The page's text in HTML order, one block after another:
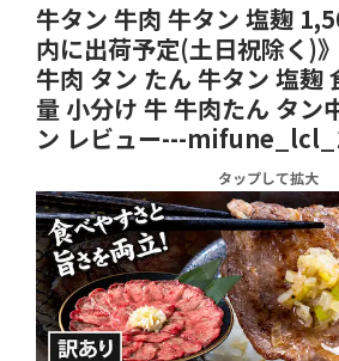
牛タン 牛肉 牛タン 塩麹
内に出荷予定(土日祝除く)
牛肉 タン たん 牛タン 塩麹
量 小分け 牛 牛肉たん タン
ン レビュー---
タップして拡大